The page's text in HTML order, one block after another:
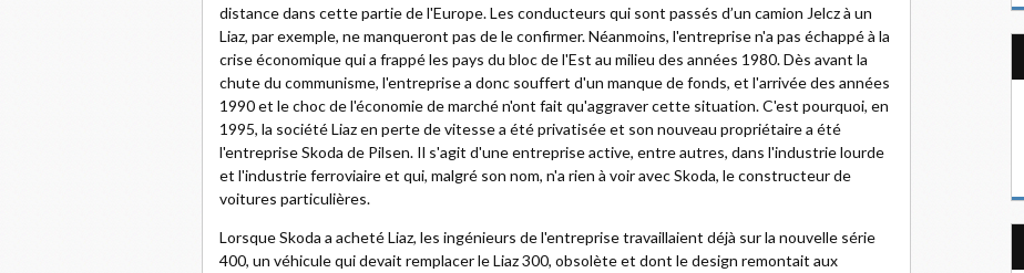
distance dans cette partie de l'Europe. Les conducteurs qui sont passés d’un camion Jelcz à un
Liaz, par exemple, ne manqueront pas de le confirmer. Néanmoins, l'entreprise n'a pas échappé à la
crise économique qui a frappé les pays du bloc de l'Est au milieu des années 1980. Dès avant la
chute du communisme, l'entreprise a donc souffert d'un manque de fonds, et l'arrivée des années
1990 et le choc de l'économie de marché n'ont fait qu'aggraver cette situation. C'est pourquoi, en
1995, la société Liaz en perte de vitesse a été privatisée et son nouveau propriétaire a été
l'entreprise Skoda de Pilsen. Il s'agit d'une entreprise active, entre autres, dans l'industrie lourde
et l'industrie ferroviaire et qui, malgré son nom, n'a rien à voir avec Skoda, le constructeur de
voitures particulières.
Lorsque Skoda a acheté Liaz, les ingénieurs de l'entreprise travaillaient déjà sur la nouvelle série
400, un véhicule qui devait remplacer le Liaz 300, obsolète et dont le design remontait aux